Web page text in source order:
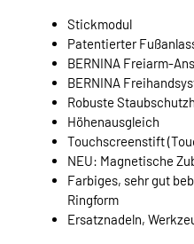
Stickmodul
Patentierter
BERNINA Freiarm-
BERNINA
Robuste
Höhenausgleich
Touchscreenstift
NEU: Magnetische
Farbiges, sehr gut
Ringform
Ersatznadeln,